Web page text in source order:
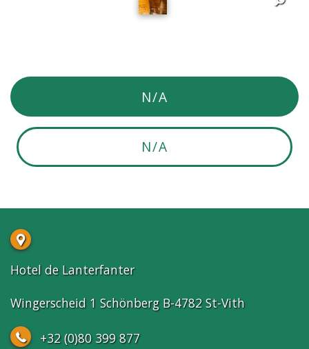
N/A
N/A
Hotel de Lanterfanter
Wingerscheid 1 Schönberg B-4782 St-Vith
+32 (0)80 399 877